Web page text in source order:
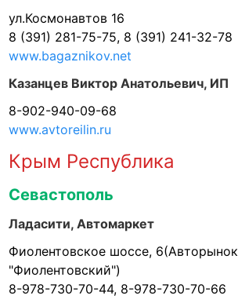
ул.Космонавтов 16
8 (391) 281-75-75, 8 (391) 241-32-78
www.bagaznikov.net
Казанцев Виктор Анатольевич, ИП
8-902-940-09-68
www.avtoreilin.ru
Крым Республика
Севастополь
Ладасити, Автомаркет
Фиолентовское шоссе, 6(Авторынок
"Фиолентовский")
8-978-730-70-44, 8-978-730-70-66